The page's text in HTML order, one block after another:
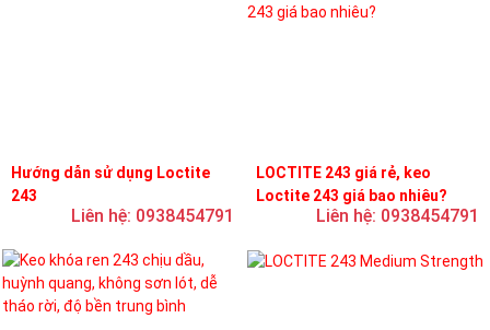
Hướng dẫn sử dụng Loctite
243
Liên hệ: 0938454791
LOCTITE 243 giá rẻ, keo
Loctite 243 giá bao nhiêu?
Liên hệ: 0938454791